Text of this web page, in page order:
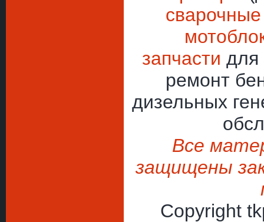
сварочные
запчасти для
ремонт
дизельных
Все
защищены
Copyright